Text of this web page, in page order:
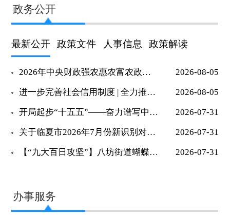
市领导调研督导防汛减灾工作
兰合铁路洮河大桥顺利合龙 2026-07-17
市领导督导汛期灾害防治工作 2026-07-16
政务公开
最新公开 政策文件 人事信息 政策解读
2026年中央财政强农惠农富农政策清单 2026-08-05
进一步完善社会信用制度 | 全力推动下半... 2026-08-05
开局起步“十五五”——奋力谱写中国式现代... 2026-07-31
关于临夏市2026年7月份新识别对象结果... 2026-07-31
【“九大百日攻坚”】八坊街道蝴蝶楼社区开... 2026-07-31
办事服务